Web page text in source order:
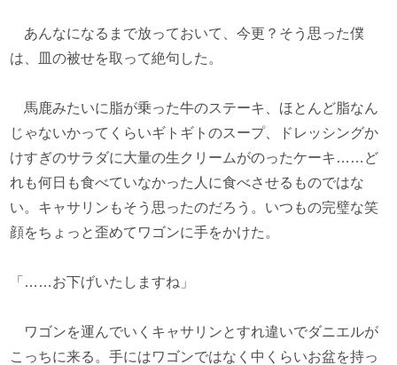
あんなになるまで放っておいて、今更？そう思った僕
は、皿の被せを取って絶句した。
馬鹿みたいに脂が乗った牛のステーキ、ほとんど脂なん
じゃないかってくらいギトギトのスープ、ドレッシングか
けすぎのサラダに大量の生クリームがのったケーキ……ど
れも何日も食べていなかった人に食べさせるものではな
い。キャサリンもそう思ったのだろう。いつもの完璧な笑
顔をちょっと歪めてワゴンに手をかけた。
「……お下げいたしますね」
ワゴンを運んでいくキャサリンとすれ違いでダニエルが
こっちに来る。手にはワゴンではなく中くらいお盆を持っ